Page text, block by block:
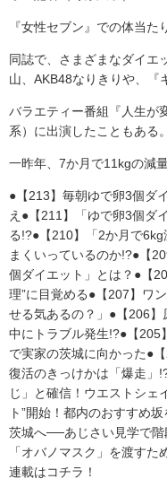
『女性セブン』での体当た
同誌で、さまざまなダイエ
山、AKB48なりきりや、『
バラエティー番組『人生が
系）に出演したこともある。
一昨年、7か月で11kgの減量
●【213】毎朝ゆで卵3個ダ
え●【211】「ゆで卵3個ダ
る!?●【210】「2か月で
まくいっているのか!?●【
個ダイエット」とは？●【
理”に目覚める●【207】ワ
せる気あるの？」●【206
中にトラブル発生!?●【205
で実家の茨城に向かった●
復活のきっけかは「爆走」
じ」と確信！ウエストシェ
ト”開始！都内のおすすめ
茨城へ──あじさい見学で
「オバノマスク」を渡す
連載はコチラ！